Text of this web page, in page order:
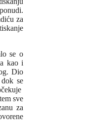
za
se o
kao i
Dio
se
sve
za